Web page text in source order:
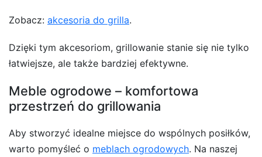
Zobacz: akcesoria do grilla.
Dzięki tym akcesoriom, grillowanie stanie się nie tylko
łatwiejsze, ale także bardziej efektywne.
Meble ogrodowe – komfortowa
przestrzeń do grillowania
Aby stworzyć idealne miejsce do wspólnych posiłków,
warto pomyśleć o meblach ogrodowych. Na naszej